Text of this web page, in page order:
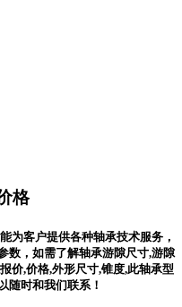
格
为客户提供各种轴承技术服务，
数，如需了解轴承游隙尺寸,游隙
价,价格,外形尺寸,锥度,此轴承型
随时和我们联系！